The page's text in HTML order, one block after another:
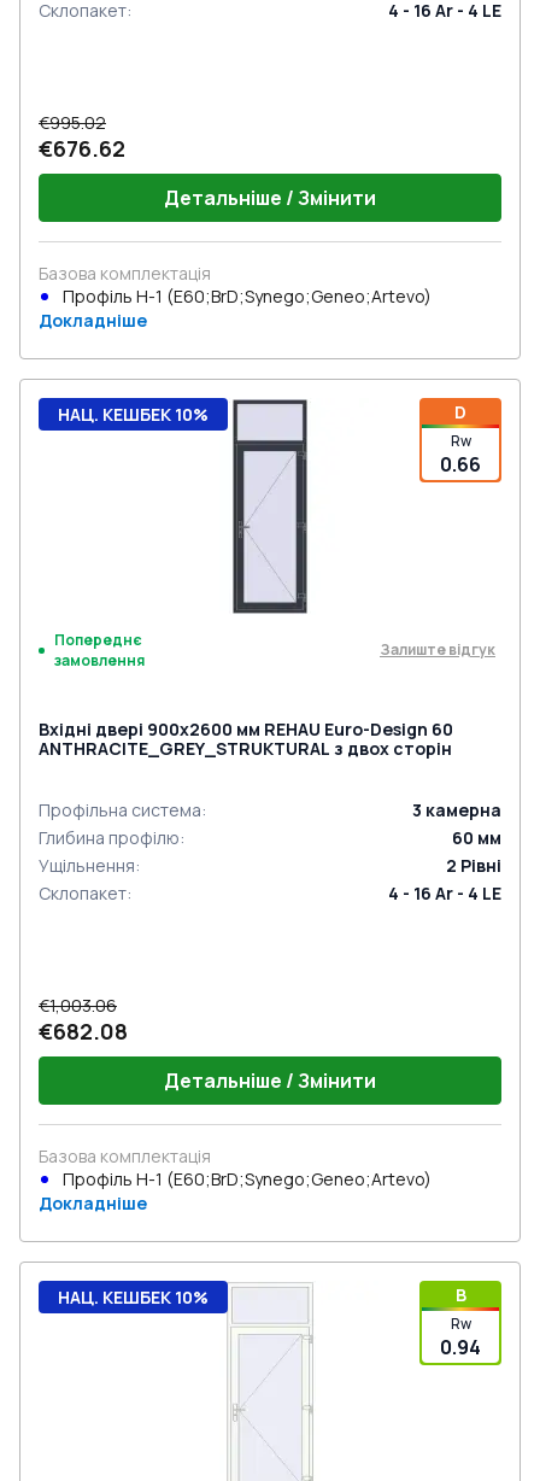
Склопакет: 4 - 16 Ar - 4 LE
€995.02
€676.62
Детальніше / Змінити
Базова комплектація
Профіль Н-1 (E60;BrD;Synego;Geneo;Artevo)
Докладніше
D
Rw
0.66
НАЦ. КЕШБЕК 10%
Попереднє
замовлення
Залиште відгук
Вхідні двері 900x2600 мм REHAU Euro-Design 60
ANTHRACITE_GREY_STRUKTURAL з двох сторін
Профільна система: 3 камерна
Глибина профілю: 60 мм
Ущільнення: 2 Рівні
Склопакет: 4 - 16 Ar - 4 LE
€1,003.06
€682.08
Детальніше / Змінити
Базова комплектація
Профіль Н-1 (E60;BrD;Synego;Geneo;Artevo)
Докладніше
B
Rw
0.94
НАЦ. КЕШБЕК 10%